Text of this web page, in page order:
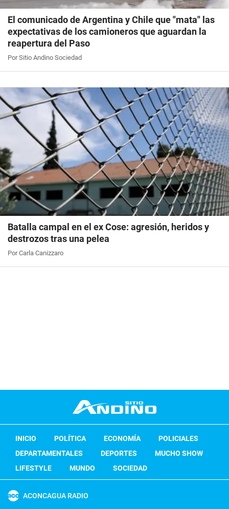
El comunicado de Argentina y Chile que "mata" las
expectativas de los camioneros que aguardan la
reapertura del Paso
Por Sitio Andino Sociedad
Batalla campal en el ex Cose: agresión, heridos y
destrozos tras una pelea
Por Carla Canizzaro
INICIO POLÍTICA ECONOMÍA
POLICIALES
DEPARTAMENTALES
DEPORTES
MUCHO SHOW
LIFESTYLE
MUNDO SOCIEDAD
ACONCAGUA RADIO